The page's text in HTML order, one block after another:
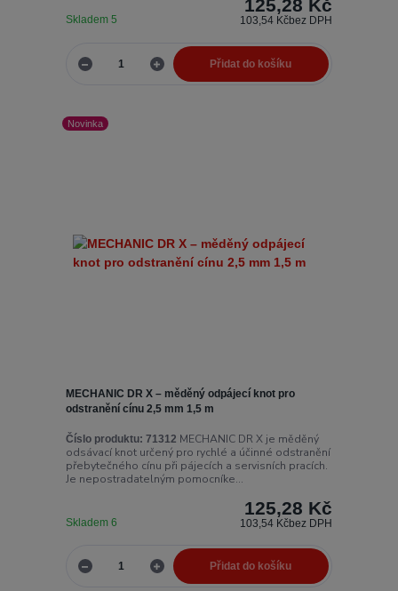
125,28 Kč
103,54 Kčbez DPH
Skladem 5
Přidat do košíku
Novinka
MECHANIC DR X – měděný odpájecí knot pro
odstranění cínu 2,5 mm 1,5 m
Číslo produktu: 71312 MECHANIC DR X je měděný
odsávací knot určený pro rychlé a účinné odstranění
přebytečného cínu při pájecích a servisních pracích.
Je nepostradatelným pomocníke...
125,28 Kč
103,54 Kčbez DPH
Skladem 6
Přidat do košíku